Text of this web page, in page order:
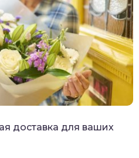
доставка для ваших